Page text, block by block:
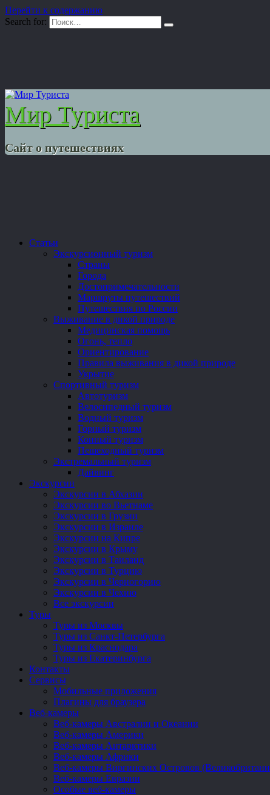
Перейти к содержанию
Search for:
Мир Туриста
Сайт о путешествиях
Статьи
Экскурсионный туризм
Страны
Города
Достопримечательности
Маршруты путешествий
Путешествия по России
Выживание в дикой природе
Медицинская помощь
Огонь, тепло
Ориентирование
Правила выживания в дикой природе
Укрытие
Спортивный туризм
Автотуризм
Велосипедный туризм
Водный туризм
Горный туризм
Конный туризм
Пешеходный туризм
Экстремальный туризм
Дайвинг
Экскурсии
Экскурсии в Абхазии
Экскурсии во Вьетнаме
Экскурсии в Грузии
Экскурсии в Израиле
Экскурсии на Кипре
Экскурсии в Крыму
Экскурсии в Таиланд
Экскурсии в Турцию
Экскурсии в Черногорию
Экскурсии в Чехию
Все экскурсии
Туры
Туры из Москвы
Туры из Санкт-Петербурга
Туры из Краснодара
Туры из Екатеринбурга
Контакты
Сервисы
Мобильные приложения
Плагины для браузера
Веб-камеры
Веб-камеры Австралии и Океании
Веб-камеры Америки
Веб-камеры Антарктики
Веб-камеры Африки
Веб-камеры Виргинских Островов
Веб-камеры Евразии
Особые веб-камеры